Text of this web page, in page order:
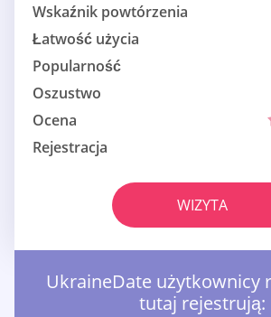
Wskaźnik powtórzenia
Łatwość użycia
Popularność
Oszustwo
Ocena
Rejestracja
WIZYTA
UkraineDate użytkownicy
tutaj rejestrują: